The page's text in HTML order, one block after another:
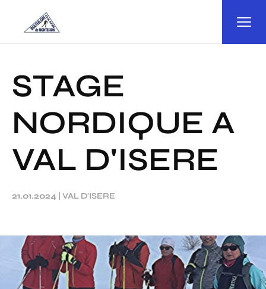
STAGE
NORDIQUE A
VAL D'ISERE
21.01.2024 VAL D'ISERE